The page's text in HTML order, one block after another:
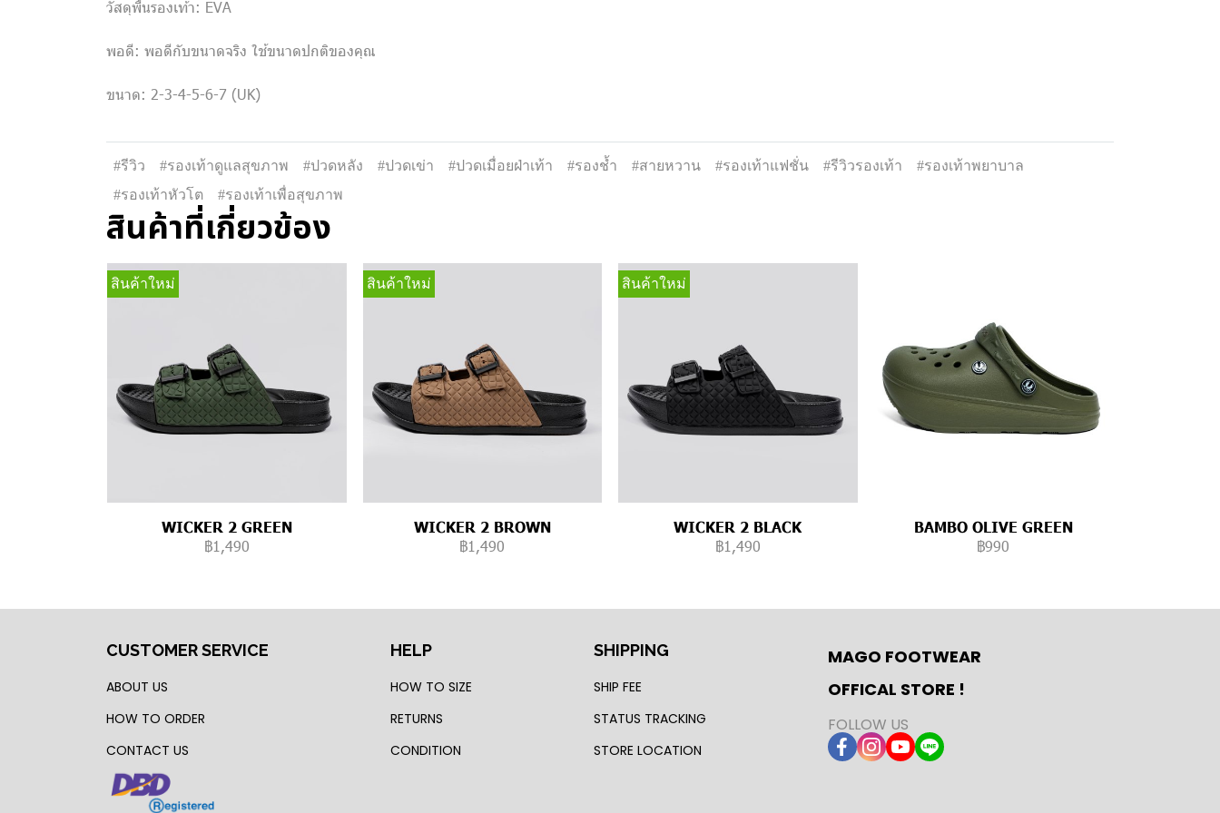
วัสดุพื้นรองเท้า: EVA
พอดี: พอดีกับขนาดจริง ใช้ขนาดปกติของคุณ
ขนาด: 2-3-4-5-6-7 (UK)
#รีวิว #รองเท้าดูแลสุขภาพ #ปวดหลัง #ปวดเข่า #ปวดเมื่อยฝ่าเท้า #รองช้ำ #สายหวาน #รองเท้าแฟชั่น #รีวิวรองเท้า
#รองเท้าพยาบาล
#รองเท้าหัวโต
#รองเท้าเพื่อสุขภาพ
สินค้าที่เกี่ยวข้อง
สินค้าใหม่
WICKER 2 GREEN
฿1,490
สินค้าใหม่
WICKER 2 BROWN
฿1,490
สินค้าใหม่
WICKER 2 BLACK
฿1,490
BAMBO OLIVE GREEN
฿990
CUSTOMER SERVICE
ABOUT US
HOW TO ORDER
CONTACT US
HELP
HOW TO SIZE
RETURNS
CONDITION
SHIPPING
SHIP FEE
STATUS TRACKING
STORE LOCATION
MAGO FOOTWEAR
OFFICAL STORE !
FOLLOW US